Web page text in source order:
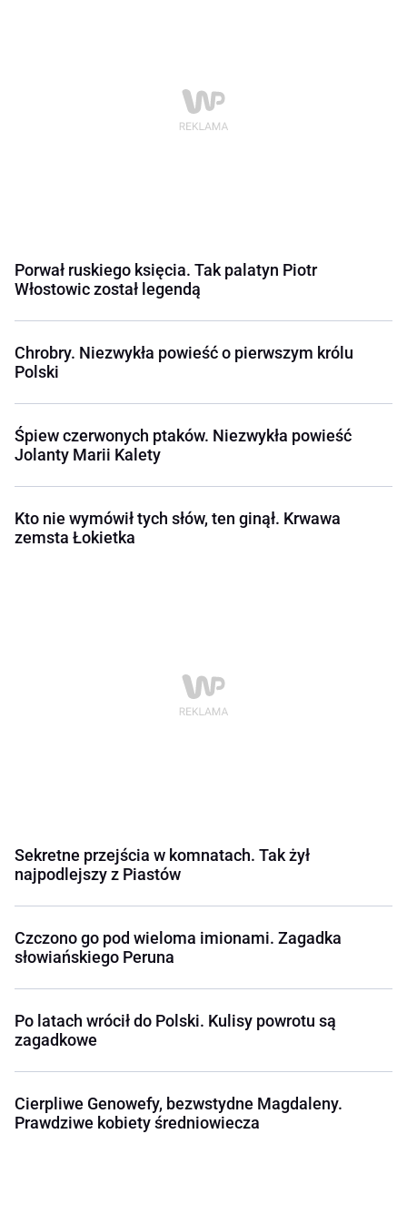
Porwał ruskiego księcia. Tak palatyn Piotr
Włostowic został legendą
Chrobry. Niezwykła powieść o pierwszym królu
Polski
Śpiew czerwonych ptaków. Niezwykła powieść
Jolanty Marii Kalety
Kto nie wymówił tych słów, ten ginął. Krwawa
zemsta Łokietka
Sekretne przejścia w komnatach. Tak żył
najpodlejszy z Piastów
Czczono go pod wieloma imionami. Zagadka
słowiańskiego Peruna
Po latach wrócił do Polski. Kulisy powrotu są
zagadkowe
Cierpliwe Genowefy, bezwstydne Magdaleny.
Prawdziwe kobiety średniowiecza